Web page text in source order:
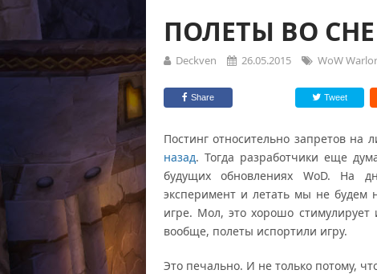
ПОЛЕТЫ ВО
Deckven 26.05.2015 WoW
Share Tweet
Постинг относительно запретов на
назад. Тогда разработчики еще
будущих обновлениях WoD. На
эксперимент и летать мы не будем
игре. Мол, это хорошо
вообще, полеты испортили игру.
Это печально. И не только потому,